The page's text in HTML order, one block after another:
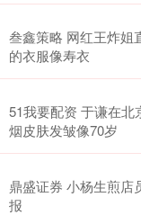
叁鑫策略 网红王炸姐
的衣服像寿衣
51我要配资 于谦在北
烟皮肤发皱像70岁
鼎盛证券 小杨生煎店
报